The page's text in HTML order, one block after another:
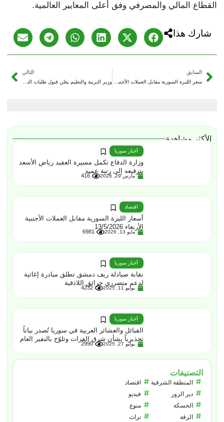
القطاع المالي والمصرفي وفق أعلى المعايير العالمية.
شارك هذا
السابق التالي
الأكثر مشاهدة
أخبار سوريا
وزارة الدفاع تكمل مسيرة العقيد رياض الأسعد
بترفيعه إلى رتبة عميد
مارس 29, 2026 416
اقتصاد
أسعار الليرة السورية مقابل العملات الأجنبية
الأربعاء 13/5/2026
مايو 13, 2026 6981
أخبار سوريا
نقابة صيادلة ريف دمشق تطلق مبادرة إغاثية
لدعم متضرري حرائق اللاذقية
يوليو 11, 2025 4232
أخبار سوريا
القبائل والعشائر العربية في سوريا تُصدر بياناً
تحذيرياً بشأن شرق الفرات وتلوّح بالنفير العام
يوليو 27, 2025 2990
التصنيفات
المنطقة الشرقية
دير الزور
الحسكة
الرقة
اقتصاد
فيديو
منوع
تراث